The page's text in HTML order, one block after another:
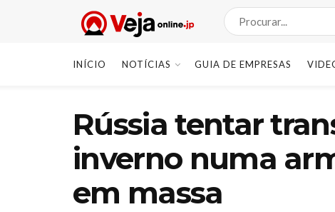
INÍCIO NOTÍCIAS GUIA DE EMPRESAS
Rússia tentar
inverno numa
em massa